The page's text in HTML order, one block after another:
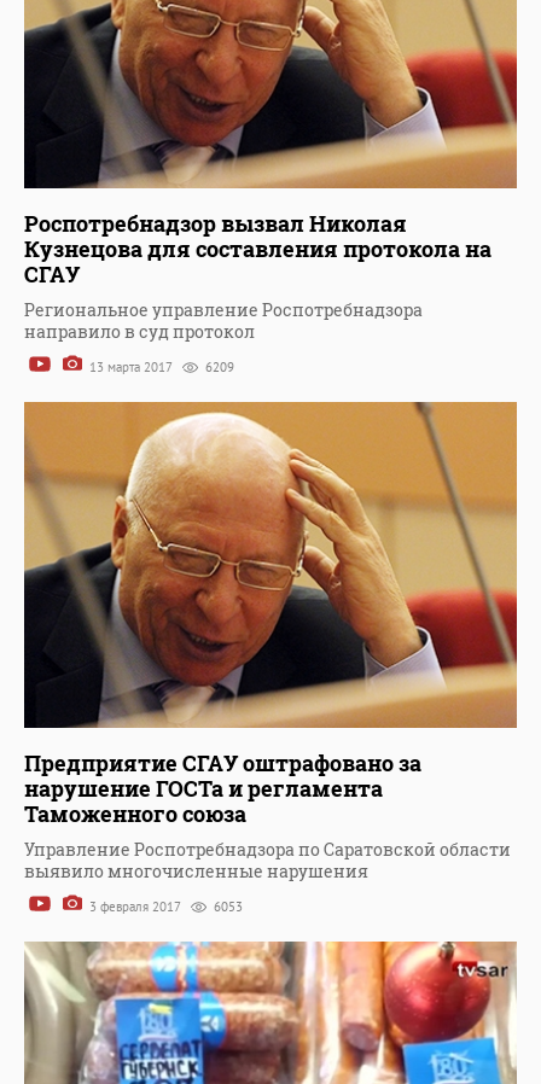
Роспотребнадзор вызвал Николая
Кузнецова для составления протокола на
СГАУ
Региональное управление Роспотребнадзора
направило в суд протокол
13 марта 2017 6209
Предприятие СГАУ оштрафовано за
нарушение ГОСТа и регламента
Таможенного союза
Управление Роспотребнадзора по Саратовской области
выявило многочисленные нарушения
3 февраля 2017 6053